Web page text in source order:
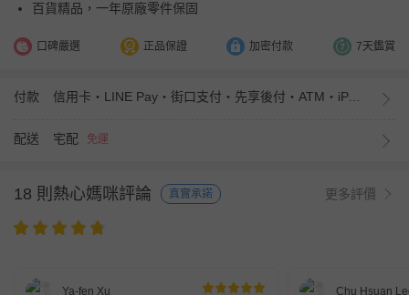
百貨精品，一年原廠零件保固
口碑嚴選 正品保證 加密付款 7天鑑賞
付款 信用卡・LINE Pay・街口支付・先享後付・ATM・iPASS MONEY
配送 宅配 免運
18 則熱心媽咪評論 真實承諾 更多評價
Ya-fen Xu Chu Hsuan